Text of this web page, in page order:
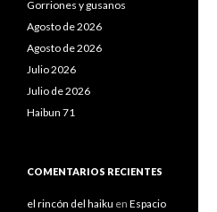
Gorriones y gusanos
Agosto de 2026
Agosto de 2026
Julio 2026
Julio de 2026
Haibun 71
COMENTARIOS RECIENTES
el rincón del haiku en Espacio